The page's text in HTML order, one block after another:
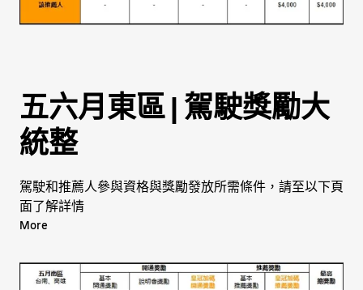
五六月東區 | 駕駛獎勵大
統整
駕駛和推薦人參與資格與獎勵發放所需條件，請至以下頁
面了解詳情
多元駕駛及推薦人:
More